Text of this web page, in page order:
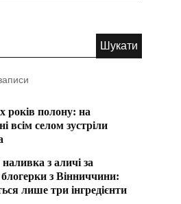
років полону: на
всім селом зустріли
з аличі за
з Вінниччини:
лише три інгредієнти